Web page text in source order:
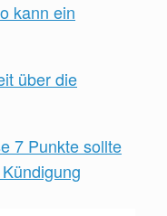
kann ein
über die
7 Punkte sollte